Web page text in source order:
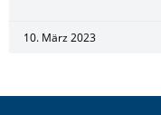
10. März 2023